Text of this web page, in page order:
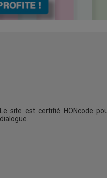
Le site est certifié HONcode
dialogue.